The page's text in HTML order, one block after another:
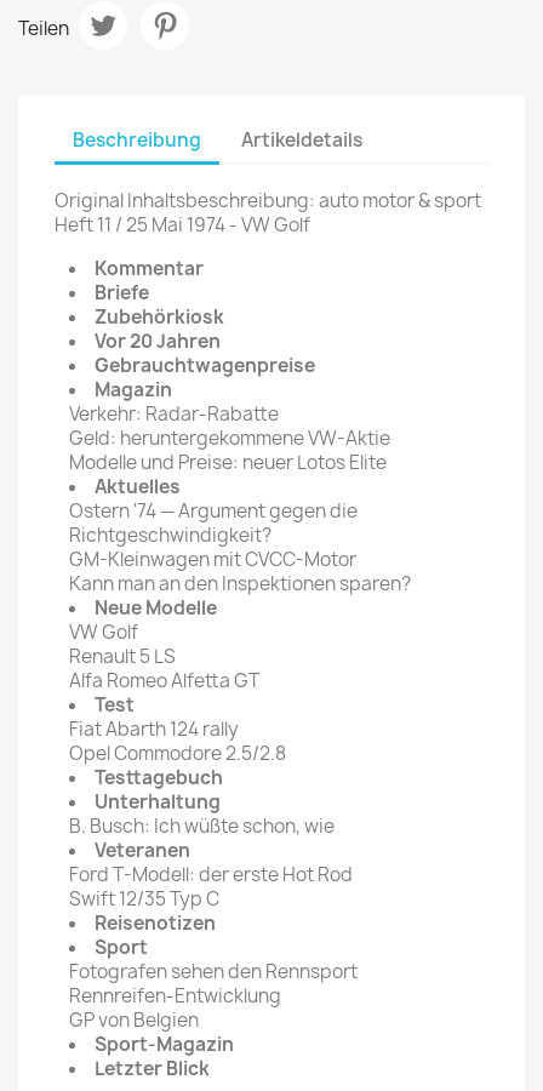
Teilen
Beschreibung Artikeldetails
Original Inhaltsbeschreibung: auto motor & sport
Heft 11 / 25 Mai 1974 - VW Golf
Kommentar
Briefe
Zubehörkiosk
Vor 20 Jahren
Gebrauchtwagenpreise
Magazin
Verkehr: Radar-Rabatte
Geld: heruntergekommene VW-Aktie
Modelle und Preise: neuer Lotos Elite
Aktuelles
Ostern '74 — Argument gegen die
Richtgeschwindigkeit?
GM-Kleinwagen mit CVCC-Motor
Kann man an den Inspektionen sparen?
Neue Modelle
VW Golf
Renault 5 LS
Alfa Romeo Alfetta GT
Test
Fiat Abarth 124 rally
Opel Commodore 2.5/2.8
Testtagebuch
Unterhaltung
B. Busch: Ich wüßte schon, wie
Veteranen
Ford T-Modell: der erste Hot Rod
Swift 12/35 Typ C
Reisenotizen
Sport
Fotografen sehen den Rennsport
Rennreifen-Entwicklung
GP von Belgien
Sport-Magazin
Letzter Blick